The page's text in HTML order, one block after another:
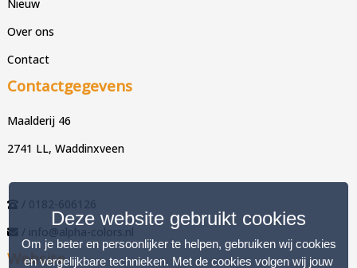
Nieuw
Over ons
Contact
Contactgegevens
Maalderij 46
2741 LL, Waddinxveen
/ 0182-606126
/ info@alpha-colors.nl
Website
Deze website gebruikt cookies
Om je beter en persoonlijker te helpen, gebruiken wij cookies
en vergelijkbare technieken. Met de cookies volgen wij jouw